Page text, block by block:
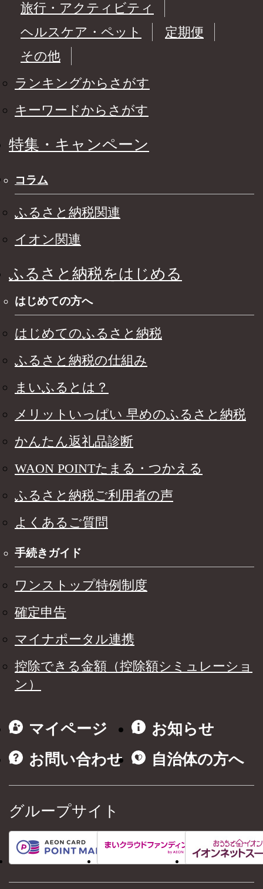
旅行・アクティビティ
ヘルスケア・ペット
定期便
その他
ランキングからさがす
キーワードからさがす
特集・キャンペーン
コラム
ふるさと納税関連
イオン関連
ふるさと納税をはじめる
はじめての方へ
はじめてのふるさと納税
ふるさと納税の仕組み
まいふるとは？
メリットいっぱい 早めのふるさと納税
かんたん返礼品診断
WAON POINTたまる・つかえる
ふるさと納税ご利用者の声
よくあるご質問
手続きガイド
ワンストップ特例制度
確定申告
マイナポータル連携
控除できる金額（控除額シミュレーショ
ン）
マイページ
お知らせ
お問い合わせ
自治体の方へ
グループサイト